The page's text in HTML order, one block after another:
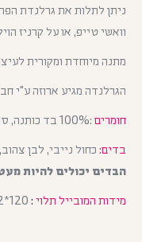
ניתן לתלות את גרלנדת
וואשי טייפ, או על קרניז
מתנה מיוחדת ומקורית
הגרלנדה מגיע ארוזה ע"י
חומרים :100% בד כותנה, סרט ריבס לבן.
בדים: כחול נייבי, לבן
הבדים יכולים להיות
מידות המובייל תלוי :